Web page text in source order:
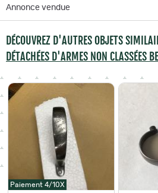
Annonce vendue
DÉCOUVREZ D'AUTRES OBJETS
DÉTACHÉES D'ARMES NON CLASSÉES
Paiement 4/10X